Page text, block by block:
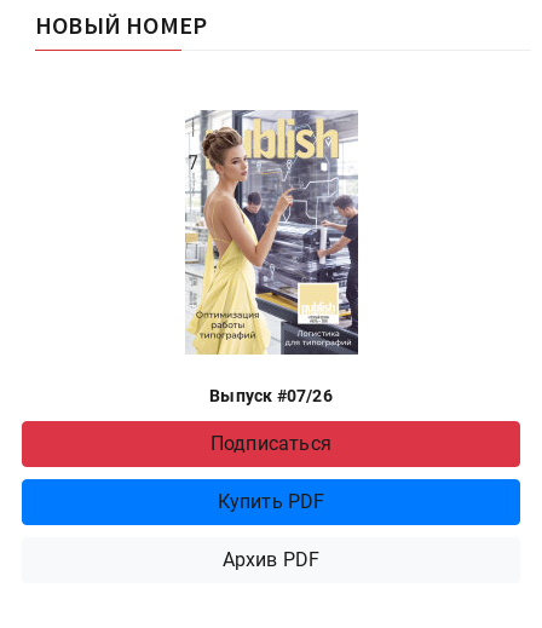
НОВЫЙ НОМЕР
Выпуск #07/26
Подписаться
Купить PDF
Архив PDF